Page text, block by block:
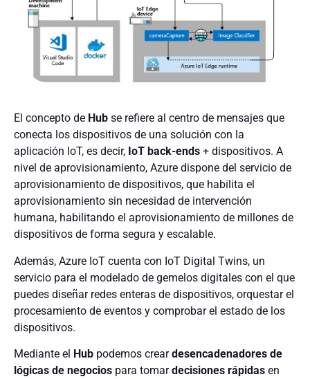
El concepto de Hub se refiere al centro de mensajes que
conecta los dispositivos de una solución con la
aplicación IoT, es decir, IoT back-ends + dispositivos. A
nivel de aprovisionamiento, Azure dispone del servicio de
aprovisionamiento de dispositivos, que habilita el
aprovisionamiento sin necesidad de intervención
humana, habilitando el aprovisionamiento de millones de
dispositivos de forma segura y escalable.
Además, Azure IoT cuenta con IoT Digital Twins, un
servicio para el modelado de gemelos digitales con el que
puedes diseñar redes enteras de dispositivos, orquestar el
procesamiento de eventos y comprobar el estado de los
dispositivos.
Mediante el Hub podemos creardesencadenadores de
lógicas de negocios para tomardecisiones rápidas en